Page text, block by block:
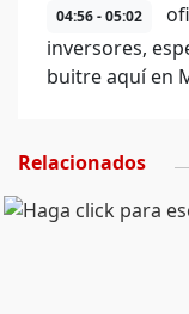
04:56 - 05:02
inversores,
buitre aquí en
Relacionados